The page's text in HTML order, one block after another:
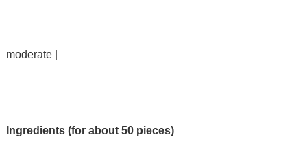
moderate |
Ingredients (for about 50 pieces)